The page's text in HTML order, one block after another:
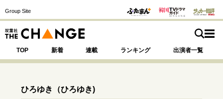
Group Site
TOP 新着 連載 ランキング 出演者一覧
ひろゆき （ひろゆき)